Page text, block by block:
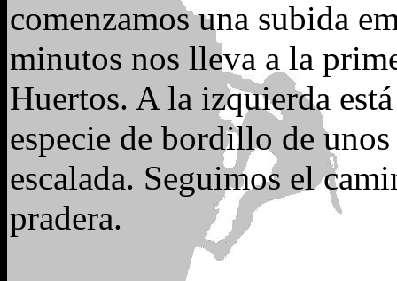
comenzamos una subida
minutos nos lleva a la
Huertos. A la izquierda
especie de bordillo de
escalada. Seguimos el
pradera.